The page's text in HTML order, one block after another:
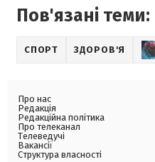
Пов'язані теми:
СПОРТ ЗДОРОВ'Я
Про нас
Редакція
Редакційна політика
Про телеканал
Телеведучі
Вакансії
Структура власності